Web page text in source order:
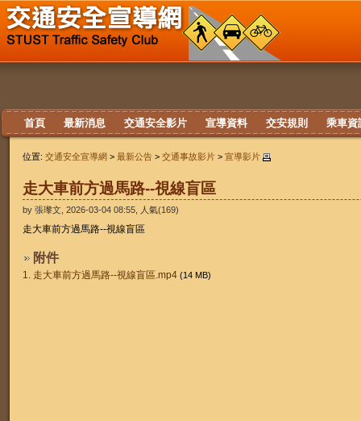
首頁 最新消息 交通安全影片 宣導資料 交安規則 乘車資
位置: 交通安全宣導網 > 最新公告 > 交通事故影片 > 宣導影片
走大車前方過馬路--視線盲區
by 張瓈文, 2026-03-04 08:55, 人氣(169)
走大車前方過馬路--視線盲區
附件
1. 走大車前方過馬路--視線盲區.mp4 (14 MB)